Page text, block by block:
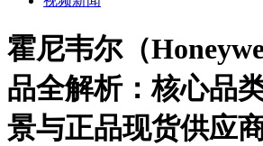
霍尼韦尔（
品全解析：核心品
景与正品现货供应